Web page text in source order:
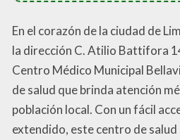
En el corazón de la ciudad de
la dirección C. Atilio Battifora
Centro Médico Municipal
de salud que brinda atención
población local. Con un fácil
extendido, este centro de